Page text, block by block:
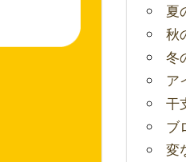
夏
秋
冬
ア
干
ブ
変